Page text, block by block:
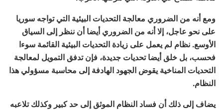
ومع أنه من الضروري معالجة التحديات البيئية التي تواجه سوريا
على نحو عاجل، إلا أنه من الضروري أيضا أن ننظر إلى السياق
الأوسع. نظام لم يعمل على زيادة التحديات البيئية القائمة سوءا
فحسب، بل خلق أيضا تحديات جديدة، فإن تدفق التمويل لمعالجة
التحديات المناخية يقوض الجهود الهادفة إلى محاسبة مسؤولي هذا
النظام.
يضاف إلى ذلك أن فساد النظام الموثق إلى حد كبير وكذلك تلاعبه